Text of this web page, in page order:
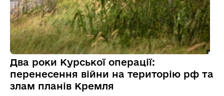
Два роки Курської операції:
перенесення війни на територію рф та
злам планів Кремля